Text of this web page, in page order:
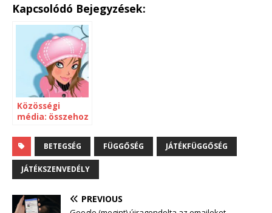
Kapcsolódó Bejegyzések:
Közösségi
média: összehoz
BETEGSÉG FÜGGŐSÉG JÁTÉKFÜGGŐSÉG
JÁTÉKSZENVEDÉLY
PREVIOUS